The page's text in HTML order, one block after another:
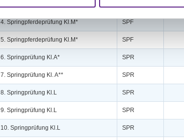
4. Springpferdeprüfung Kl.M* SPF
5. Springpferdeprüfung Kl.M* SPF
6. Springprüfung Kl.A* SPR
7. Springprüfung Kl. A** SPR
8. Springprüfung Kl.L SPR
9. Springprüfung Kl.L SPR
10. Springprüfung Kl.L SPR